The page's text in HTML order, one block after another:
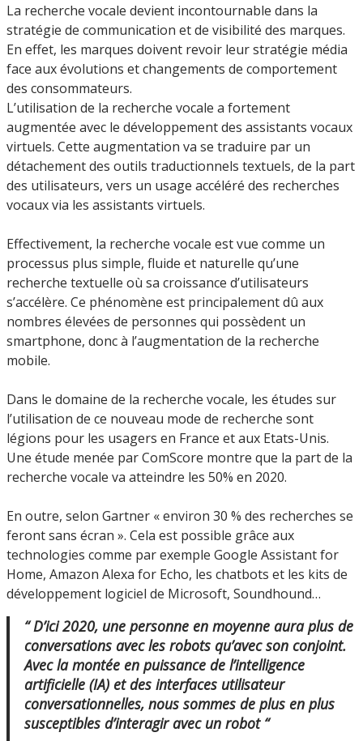
La recherche vocale devient incontournable dans la
stratégie de communication et de visibilité des marques.
En effet, les marques doivent revoir leur stratégie média
face aux évolutions et changements de comportement
des consommateurs.
L’utilisation de la recherche vocale a fortement
augmentée avec le développement des assistants vocaux
virtuels. Cette augmentation va se traduire par un
détachement des outils traductionnels textuels, de la part
des utilisateurs, vers un usage accéléré des recherches
vocaux via les assistants virtuels.
Effectivement, la recherche vocale est vue comme un
processus plus simple, fluide et naturelle qu’une
recherche textuelle où sa croissance d’utilisateurs
s’accélère. Ce phénomène est principalement dû aux
nombres élevées de personnes qui possèdent un
smartphone, donc à l’augmentation de la recherche
mobile.
Dans le domaine de la recherche vocale, les études sur
l’utilisation de ce nouveau mode de recherche sont
légions pour les usagers en France et aux Etats-Unis.
Une étude menée par ComScore montre que la part de la
recherche vocale va atteindre les 50% en 2020.
En outre, selon Gartner « environ 30 % des recherches se
feront sans écran ». Cela est possible grâce aux
technologies comme par exemple Google Assistant for
Home, Amazon Alexa for Echo, les chatbots et les kits de
développement logiciel de Microsoft, Soundhound…
“ D’ici 2020, une personne en moyenne aura plus de
conversations avec les robots qu’avec son conjoint.
Avec la montée en puissance de l’intelligence
artificielle (IA) et des interfaces utilisateur
conversationnelles, nous sommes de plus en plus
susceptibles d’interagir avec un robot “